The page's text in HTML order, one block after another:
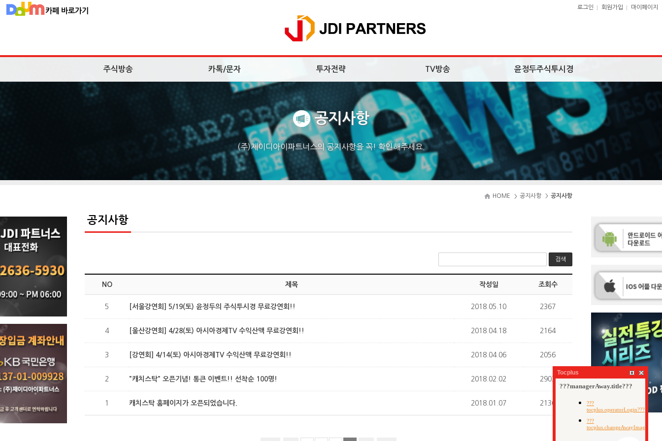
로그인 회원가입 마이페이지
주식방송 카톡/문자 투자전략 TV방송 윤정두주식투시경
공지사항
(주)제이디아이파트너스의 공지사항을 꼭! 확인해주세요.
HOME 공지사항 공지사항
공지사항
검색
NO 제목 작성일 조회수
5 [서울강연회] 5/19(토) 윤정두의 주식투시경 무료강연회!! 2018.05.10 2367
4 [울산강연회] 4/28(토) 아시아경제TV 수익산맥 무료강연회!! 2018.04.18 2164
3 [강연회] 4/14(토) 아시아경제TV 수익산맥 무료강연회!! 2018.04.06 2056
2 "캐치스탁" 오픈기념! 통큰 이벤트!! 선착순 100명! 2018.02.02 2903
1 캐치스탁 홈페이지가 오픈되었습니다. 2018.01.07 2136
Tocplus